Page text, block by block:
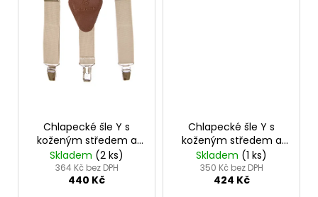
Chlapecké šle Y s
koženým středem a
zapínáním na klipy -
25 mm béžová, tmavě
hnědá kůže 862-1563
Skladem (2 ks)
364 Kč bez DPH
440 Kč
Chlapecké šle Y s
koženým středem a
zapínáním na klipy -
25 mm béžová, tmavě
hnědá kůže 862-1563
Skladem (1 ks)
350 Kč bez DPH
424 Kč